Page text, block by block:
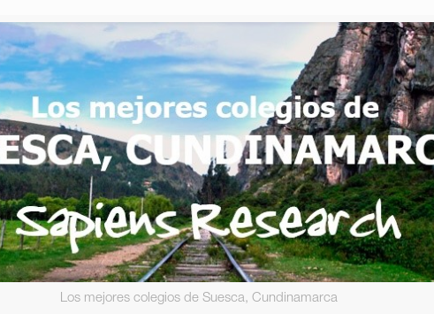
Los mejores colegios de Suesca, Cundinamarca